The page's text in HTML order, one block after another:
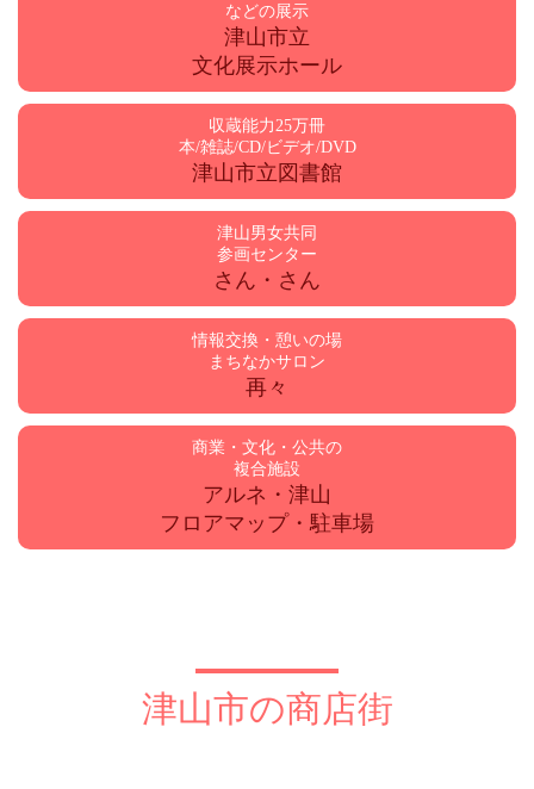
などの展示
津山市立
文化展示ホール
収蔵能力25万冊
本/雑誌/CD/ビデオ/DVD
津山市立図書館
津山男女共同
参画センター
さん・さん
情報交換・憩いの場
まちなかサロン
再々
商業・文化・公共の
複合施設
アルネ・津山
フロアマップ・駐車場
津山市の商店街